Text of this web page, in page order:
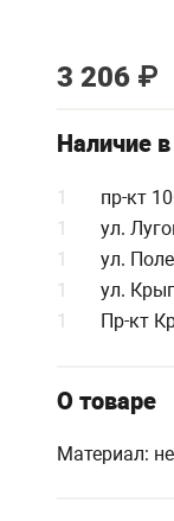
3 206 ₽
Наличие
1
пр-кт
1
ул.
1
ул.
1
ул.
1
Пр-кт
О товаре
Материал: